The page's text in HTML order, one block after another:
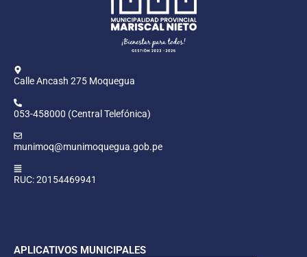
Calle Ancash 275 Moquegua
053-458000 (Central Telefónica)
munimoq@munimoquegua.gob.pe
RUC: 20154469941
APLICATIVOS MUNICIPALES